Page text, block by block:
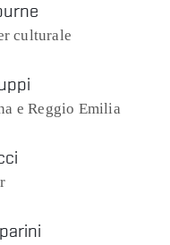
culturale
e Reggio Emilia